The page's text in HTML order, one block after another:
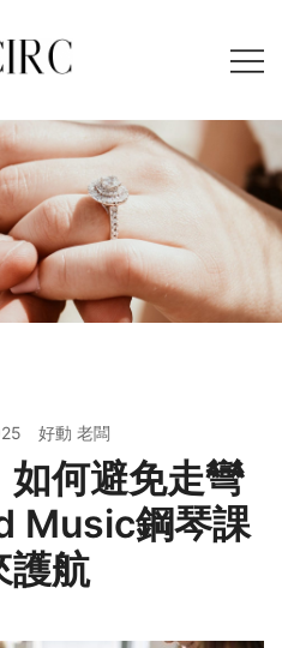
好動 老闆
何避免走彎
Music鋼琴課
護航​